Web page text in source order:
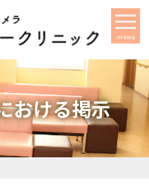
menu
おける掲示